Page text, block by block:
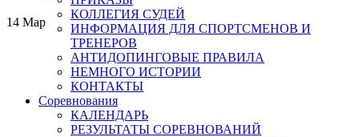
КОЛЛЕГИЯ СУДЕЙ
ИНФОРМАЦИЯ ДЛЯ СПОРТСМЕНОВ И
ТРЕНЕРОВ
АНТИДОПИНГОВЫЕ ПРАВИЛА
НЕМНОГО ИСТОРИИ
КОНТАКТЫ
Соревнования
КАЛЕНДАРЬ
РЕЗУЛЬТАТЫ СОРЕВНОВАНИЙ
14 Мар